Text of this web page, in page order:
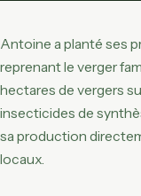
Antoine a planté ses
reprenant le verger
hectares de vergers
insecticides de
sa production
locaux.